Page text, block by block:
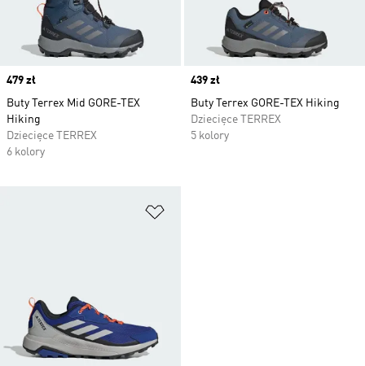
Price
479 zł
Buty Terrex Mid GORE-TEX
Hiking
Dziecięce TERREX
6 kolory
Price
439 zł
Buty Terrex GORE-TEX Hiking
Dziecięce TERREX
5 kolory